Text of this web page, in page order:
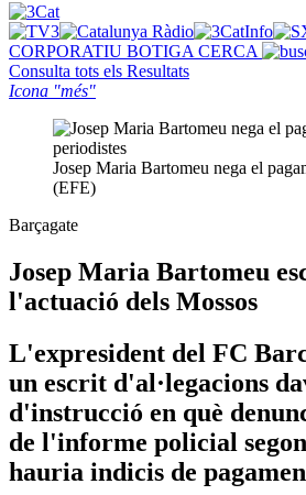
CORPORATIU BOTIGA CERCA
Consulta tots els Resultats
Icona "més"
Josep Maria Bartomeu nega el
(EFE)
Barçagate
Josep Maria Bartomeu
l'actuació dels Mossos
L'expresident del FC
un escrit d'al·legacions
d'instrucció en què
de l'informe policial
hauria indicis de